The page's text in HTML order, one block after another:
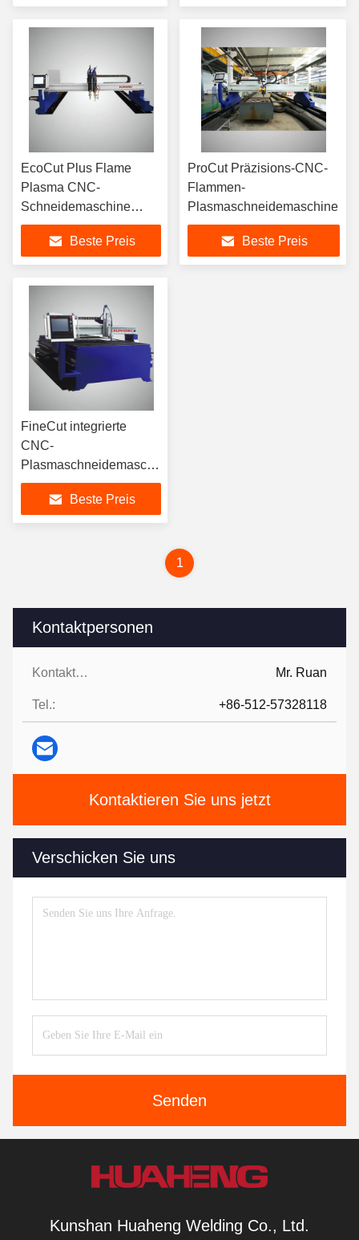
Kontaktpersonen
Kontaktpersonen: Mr. Ruan
Tel.: +86-512-57328118
Kontaktieren Sie uns jetzt
Verschicken Sie uns
Senden
EcoCut Plus Flame
Plasma CNC-
Schneidemaschine
Multifunktionelle mittlere
Größe
Beste Preis
ProCut Präzisions-CNC-
Flammen-
Plasmaschneidemaschine
Beste Preis
FineCut integrierte
CNC-
Plasmaschneidemaschine
6020 4020 3015
Beste Preis
1
Kunshan Huaheng Welding Co., Ltd.